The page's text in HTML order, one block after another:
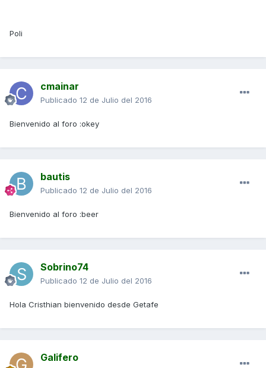
Poli
cmainar
Publicado 12 de Julio del 2016
Bienvenido al foro :okey
bautis
Publicado 12 de Julio del 2016
Bienvenido al foro :beer
Sobrino74
Publicado 12 de Julio del 2016
Hola Cristhian bienvenido desde Getafe
Galifero